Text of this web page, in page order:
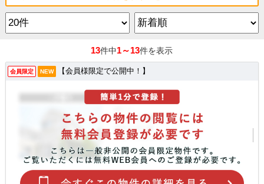
13件中1～13件を表示
会員限定 NEW 【会員様限定で公開中！】